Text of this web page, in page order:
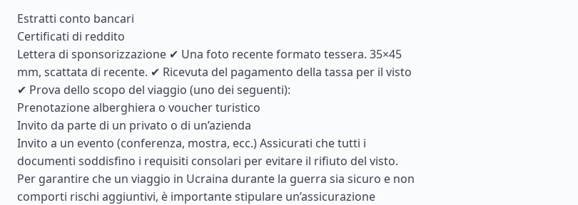
Estratti conto bancari
Certificati di reddito
Lettera di sponsorizzazione ✔ Una foto recente formato tessera. 35×45
mm, scattata di recente. ✔ Ricevuta del pagamento della tassa per il visto
✔ Prova dello scopo del viaggio (uno dei seguenti):
Prenotazione alberghiera o voucher turistico
Invito da parte di un privato o di un’azienda
Invito a un evento (conferenza, mostra, ecc.) Assicurati che tutti i
documenti soddisfino i requisiti consolari per evitare il rifiuto del visto.
Per garantire che un viaggio in Ucraina durante la guerra sia sicuro e non
comporti rischi aggiuntivi, è importante stipulare un’assicurazione